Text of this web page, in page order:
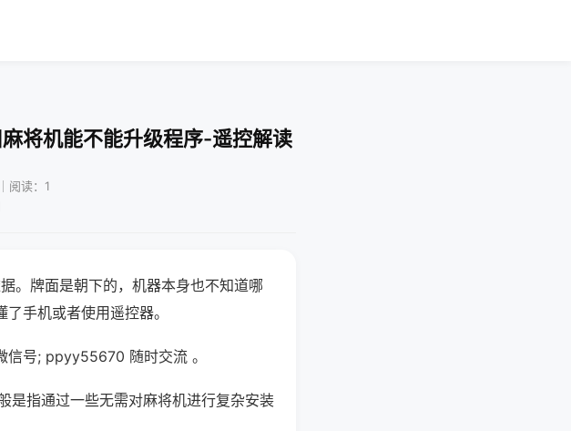
将机能不能升级程序-遥控解读
阅读：1
。牌面是朝下的，机器本身也不知道哪
手机或者使用遥控器。
信号; ppyy55670 随时交流 。
是指通过一些无需对麻将机进行复杂安装